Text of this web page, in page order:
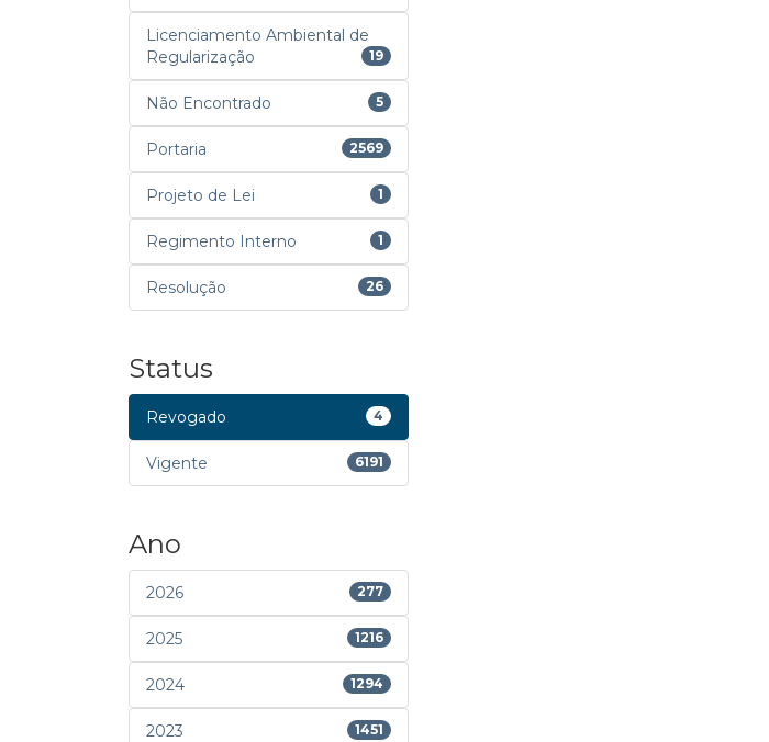
Licenciamento Ambiental de
Regularização
19
Não Encontrado 5
Portaria 2569
Projeto de Lei 1
Regimento Interno 1
Resolução 26
Status
Revogado 4
Vigente 6191
Ano
2026 277
2025 1216
2024 1294
2023 1451